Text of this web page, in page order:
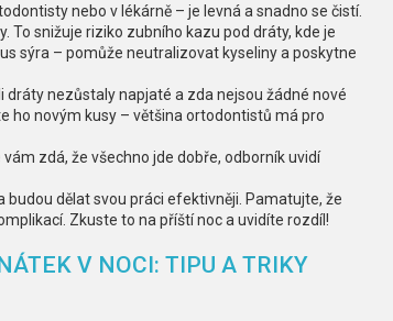
nebo v lékárně – je levná a snadno se čistí.
To snižuje riziko zubního kazu pod dráty, kde je
sýra – pomůže neutralizovat kyseliny a poskytne
dráty nezůstaly napjaté a zda nejsou žádné nové
ho novým kusy – většina ortodontistů má pro
zdá, že všechno jde dobře, odborník uvidí
dělat svou práci efektivněji. Pamatujte, že
Zkuste to na příští noc a uvidíte rozdíl!
V NOCI: TIPU A TRIKY